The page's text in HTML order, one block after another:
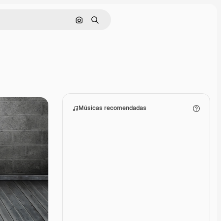
Pesquisar por imagem
Buscar
Músicas recomendadas